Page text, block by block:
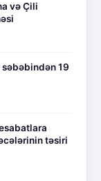
və Çili
səbəbindən 19
təsiri